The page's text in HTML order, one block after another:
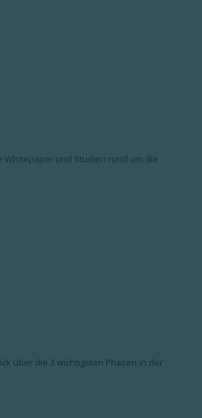
Whitepaper und Studien rund um die
über die 3 wichtigsten Phasen in der